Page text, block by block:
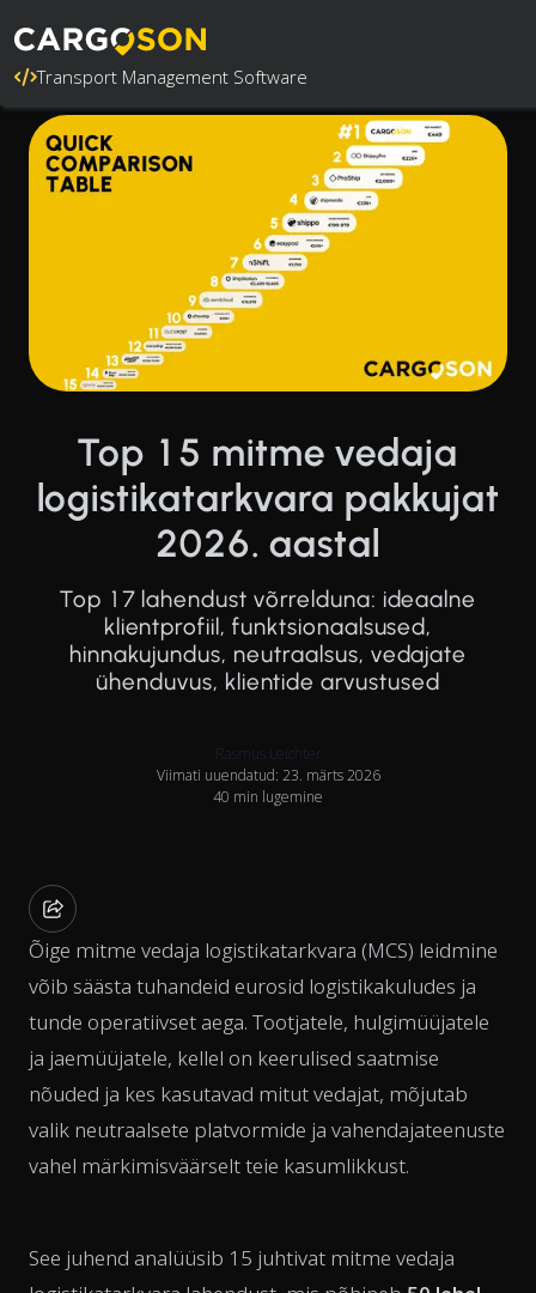
Transport Management Software
Top 15 mitme vedaja
logistikatarkvara pakkujat
2026. aastal
Top 17 lahendust võrrelduna: ideaalne
klientprofiil, funktsionaalsused,
hinnakujundus, neutraalsus, vedajate
ühenduvus, klientide arvustused
Rasmus Leichter
Viimati uuendatud: 23. märts 2026
40 min lugemine
Õige mitme vedaja logistikatarkvara (MCS) leidmine
võib säästa tuhandeid eurosid logistikakuludes ja
tunde operatiivset aega. Tootjatele, hulgimüüjatele
ja jaemüüjatele, kellel on keerulised saatmise
nõuded ja kes kasutavad mitut vedajat, mõjutab
valik neutraalsete platvormide ja vahendajateenuste
vahel märkimisväärselt teie kasumlikkust.
See juhend analüüsib 15 juhtivat mitme vedaja